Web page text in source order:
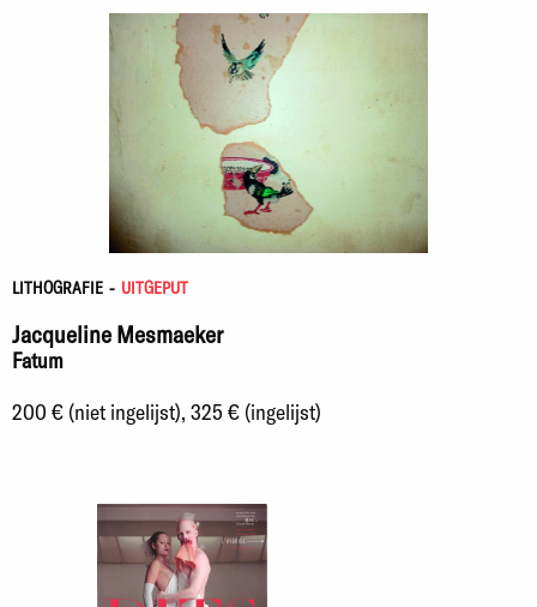
LITHOGRAFIE - UITGEPUT
Jacqueline Mesmaeker
Fatum
200 € (niet ingelijst), 325 € (ingelijst)